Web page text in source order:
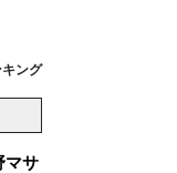
ング
マサ